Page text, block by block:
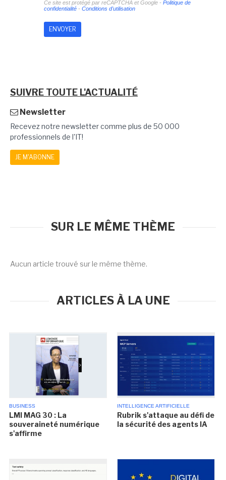
Ce site est protégé par reCAPTCHA et Google - Politique de
confidentialité- Conditions d'utilisation
SUIVRE TOUTE L'ACTUALITÉ
Newsletter
Recevez notre newsletter comme plus de 50 000
professionnels de l'IT!
JE M'ABONNE
SUR LE MÊME THÈME
Aucun article trouvé sur le même thème.
ARTICLES À LA UNE
BUSINESS
LMI MAG 30 : La
souveraineté numérique
s'affirme
INTELLIGENCE ARTIFICIELLE
Rubrik s'attaque au défi de
la sécurité des agents IA